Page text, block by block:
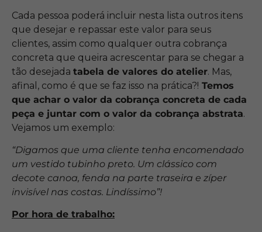
Cada pessoa poderá incluir nesta lista outros itens
que desejar e repassar este valor para seus
clientes, assim como qualquer outra cobrança
concreta que queira acrescentar para se chegar a
tão desejada tabela de valores do atelier. Mas,
afinal, como é que se faz isso na prática?! Temos
que achar o valor da cobrança concreta de cada
peça e juntar com o valor da cobrança abstrata.
Vejamos um exemplo:
“Digamos que uma cliente tenha encomendado
um vestido tubinho preto. Um clássico com
decote canoa, fenda na parte traseira e zíper
invisível nas costas. Lindíssimo”!
Por hora de trabalho: